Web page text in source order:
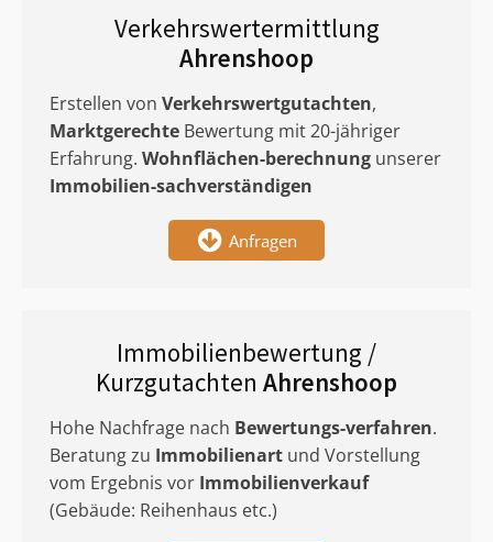
Verkehrswertermittlung
Ahrenshoop
Erstellen von Verkehrswertgutachten,
Marktgerechte Bewertung mit 20-jähriger
Erfahrung. Wohnflächen-berechnung unserer
Immobilien-sachverständigen
Anfragen
Immobilienbewertung /
Kurzgutachten Ahrenshoop
Hohe Nachfrage nach Bewertungs-verfahren.
Beratung zu Immobilienart und Vorstellung
vom Ergebnis vor Immobilienverkauf
(Gebäude: Reihenhaus etc.)